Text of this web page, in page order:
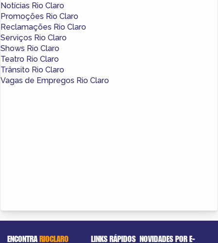
Notícias Rio Claro
Promoções Rio Claro
Reclamações Rio Claro
Serviços Rio Claro
Shows Rio Claro
Teatro Rio Claro
Trânsito Rio Claro
Vagas de Empregos Rio Claro
ENCONTRARIOCLARO LINKS RÁPIDOS NOVIDADES POR E-